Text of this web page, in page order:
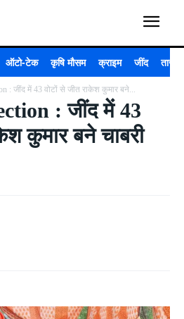
ऑटो-टेक कृषि मौसम क्राइम जींद ताजा
: जींद में 43 वोटों से जीत राकेश कुमार बने...
: जींद में 43
कुमार बने चाबरी